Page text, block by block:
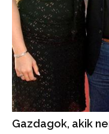
Gazdagok, akik